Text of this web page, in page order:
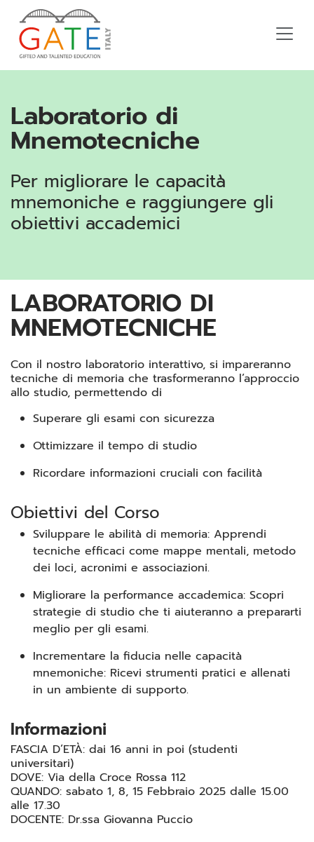
Laboratorio di
Mnemotecniche
Per migliorare le capacità
mnemoniche e raggiungere gli
obiettivi accademici
LABORATORIO DI
MNEMOTECNICHE
Con il nostro laboratorio interattivo, si impareranno
tecniche di memoria che trasformeranno l’approccio
allo studio, permettendo di
Superare gli esami con sicurezza
Ottimizzare il tempo di studio
Ricordare informazioni cruciali con facilità
Obiettivi del Corso
Sviluppare le abilità di memoria: Apprendi
tecniche efficaci come mappe mentali, metodo
dei loci, acronimi e associazioni.
Migliorare la performance accademica: Scopri
strategie di studio che ti aiuteranno a prepararti
meglio per gli esami.
Incrementare la fiducia nelle capacità
mnemoniche: Ricevi strumenti pratici e allenati
in un ambiente di supporto.
Informazioni
FASCIA D’ETÀ: dai 16 anni in poi (studenti
universitari)
DOVE: Via della Croce Rossa 112
QUANDO: sabato 1, 8, 15 Febbraio 2025 dalle 15.00
alle 17.30
DOCENTE: Dr.ssa Giovanna Puccio